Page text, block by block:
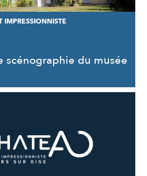
IMPRESSIONNISTE
scénographie du musée